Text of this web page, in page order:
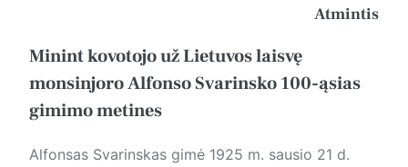
Atmintis
Minint kovotojo už Lietuvos laisvę
monsinjoro Alfonso Svarinsko 100-ąsias
gimimo metines
Alfonsas Svarinskas gimė 1925 m. sausio 21 d.